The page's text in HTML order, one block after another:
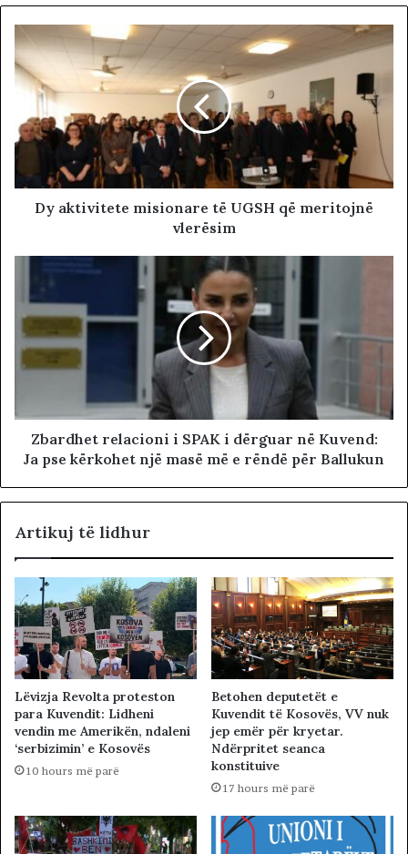
Dy aktivitete misionare të UGSH që meritojnë
vlerësim
Zbardhet relacioni i SPAK i dërguar në Kuvend:
Ja pse kërkohet një masë më e rëndë për Ballukun
Artikuj të lidhur
Lëvizja Revolta proteston
para Kuvendit: Lidheni
vendin me Amerikën, ndaleni
‘serbizimin’ e Kosovës
10 hours më parë
Betohen deputetët e
Kuvendit të Kosovës, VV nuk
jep emër për kryetar.
Ndërpritet seanca
konstituive
17 hours më parë